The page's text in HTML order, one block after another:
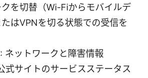
を切替（Wi-Fiからモバイルデ
はVPNを切る状態での受信を
ネットワークと障害情報
式サイトのサービスステータス